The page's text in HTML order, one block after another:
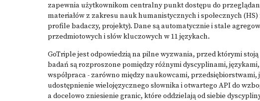
zapewnia użytkownikom centralny punkt dostępu do
materiałów z zakresu nauk humanistycznych i społecznych
profile badaczy, projekty). Dane są automatycznie i stale
przedmiotowych i słów kluczowych w 11 językach.
GoTriple jest odpowiedzią na pilne wyzwania, przed którymi
badań są rozproszone pomiędzy różnymi dyscyplinami,
współpraca - zarówno między naukowcami,
udostępnienie wielojęzycznego słownika i otwartego API do
a docelowo zniesienie granic, które oddzielają od siebie